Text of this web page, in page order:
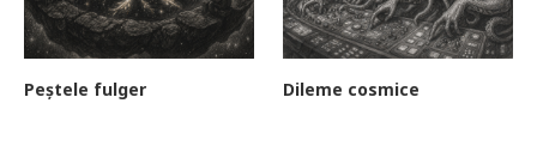
Peștele fulger Dileme cosmice